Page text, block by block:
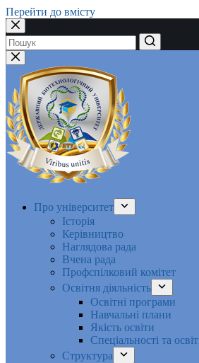
Перейти до вмісту
Немає
результатів
Про університет
Історія
Керівництво
Наглядова рада
Вчена рада
Профспілковий комітет
Освітня діяльність
Освітні програми
Навчальні плани
Якість освіти
Спеціальності та
Структура